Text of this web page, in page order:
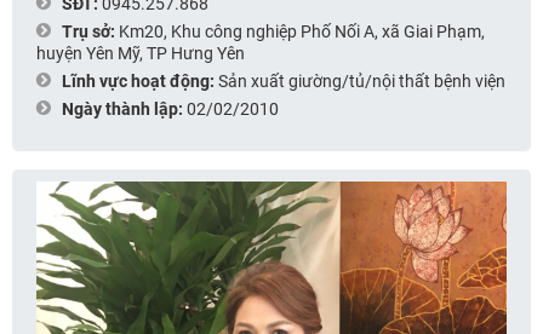
Trụ sở: Km20, Khu công nghiệp Phố Nối A, xã Giai Phạm,
huyện Yên Mỹ, TP Hưng Yên
Lĩnh vực hoạt động: Sản xuất giường/tủ/nội thất bệnh viện
Ngày thành lập: 02/02/2010